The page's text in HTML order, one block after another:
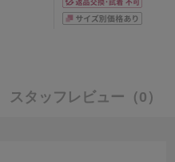
スタッフレビュー （0）